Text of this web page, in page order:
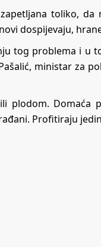
toliko,
dospijevaju,
tog problema i u
ministar za
plodom. Domaća
Profitiraju